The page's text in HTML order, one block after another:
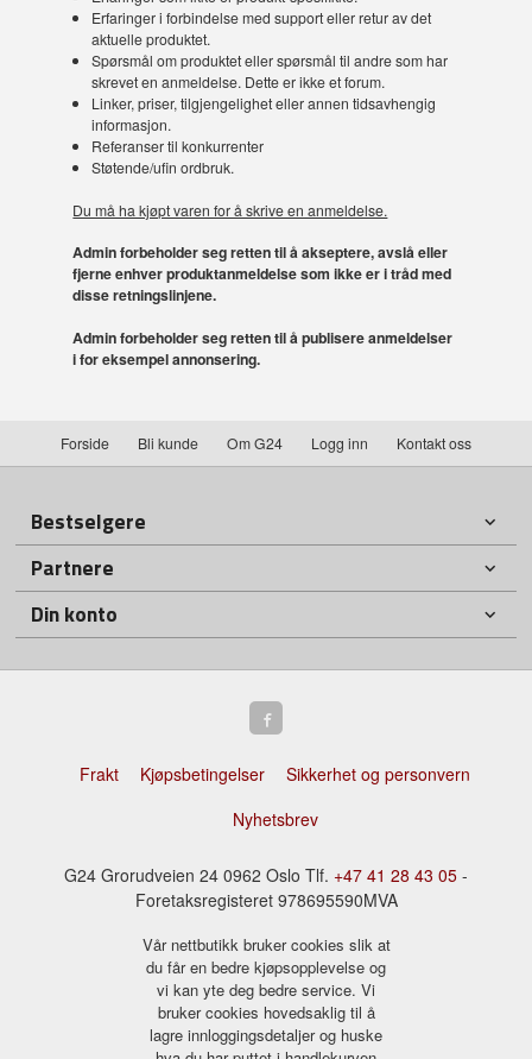
Erfaringer i forbindelse med support eller retur av det
aktuelle produktet.
Spørsmål om produktet eller spørsmål til andre som har
skrevet en anmeldelse. Dette er ikke et forum.
Linker, priser, tilgjengelighet eller annen tidsavhengig
informasjon.
Referanser til konkurrenter
Støtende/ufin ordbruk.
Du må ha kjøpt varen for å skrive en anmeldelse.
Admin forbeholder seg retten til å akseptere, avslå eller
fjerne enhver produktanmeldelse som ikke er i tråd med
disse retningslinjene.
Admin forbeholder seg retten til å publisere anmeldelser
i for eksempel annonsering.
Forside Bli kunde Om G24 Logg inn Kontakt oss
Bestselgere
Partnere
Din konto
Frakt Kjøpsbetingelser
Sikkerhet og personvern
Nyhetsbrev
G24 Grorudveien 24 0962 Oslo Tlf. +47 41 28 43 05 -
Foretaksregisteret 978695590MVA
Vår nettbutikk bruker cookies slik at
du får en bedre kjøpsopplevelse og
vi kan yte deg bedre service. Vi
bruker cookies hovedsaklig til å
lagre innloggingsdetaljer og huske